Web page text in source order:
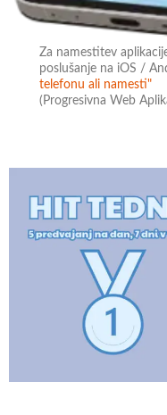
Za namestitev
poslušanje na iOS /
telefonu ali namesti"
(Progresivna Web